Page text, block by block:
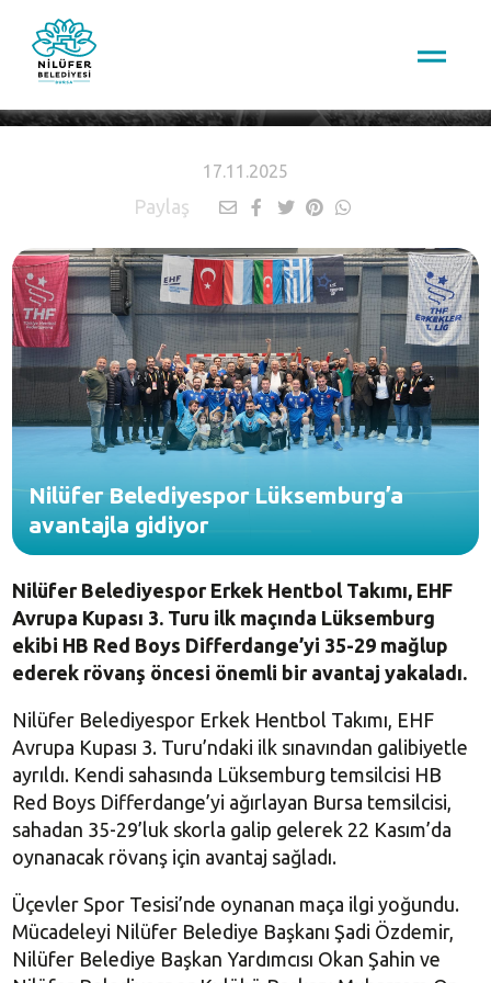
17.11.2025
Paylaş
Nilüfer Belediyespor Lüksemburg’a
avantajla gidiyor
Nilüfer Belediyespor Erkek Hentbol Takımı, EHF
Avrupa Kupası 3. Turu ilk maçında Lüksemburg
ekibi HB Red Boys Differdange’yi 35-29 mağlup
ederek rövanş öncesi önemli bir avantaj yakaladı.
Nilüfer Belediyespor Erkek Hentbol Takımı, EHF
Avrupa Kupası 3. Turu’ndaki ilk sınavından galibiyetle
ayrıldı. Kendi sahasında Lüksemburg temsilcisi HB
Red Boys Differdange’yi ağırlayan Bursa temsilcisi,
sahadan 35-29’luk skorla galip gelerek 22 Kasım’da
oynanacak rövanş için avantaj sağladı.
Üçevler Spor Tesisi’nde oynanan maça ilgi yoğundu.
Mücadeleyi Nilüfer Belediye Başkanı Şadi Özdemir,
Nilüfer Belediye Başkan Yardımcısı Okan Şahin ve